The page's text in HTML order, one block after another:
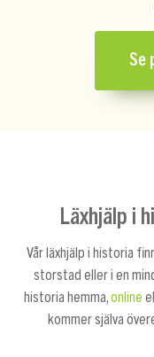
Se
Läxhjälp i
Vår läxhjälp i historia
storstad eller i en
historia hemma,online
kommer själva